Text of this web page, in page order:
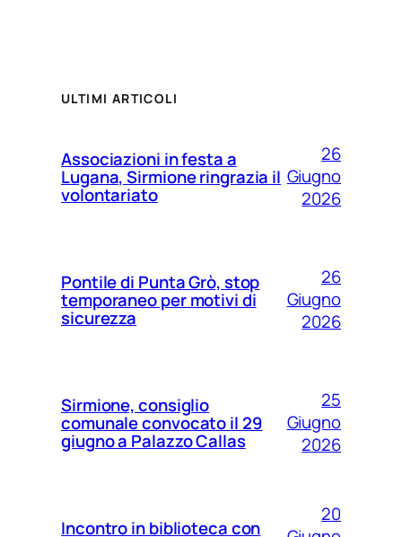
ULTIMI ARTICOLI
Associazioni in festa a
Lugana, Sirmione ringrazia il
volontariato
26
Giugno
2026
Pontile di Punta Grò, stop
temporaneo per motivi di
sicurezza
26
Giugno
2026
Sirmione, consiglio
comunale convocato il 29
giugno a Palazzo Callas
25
Giugno
2026
Incontro in biblioteca con
20